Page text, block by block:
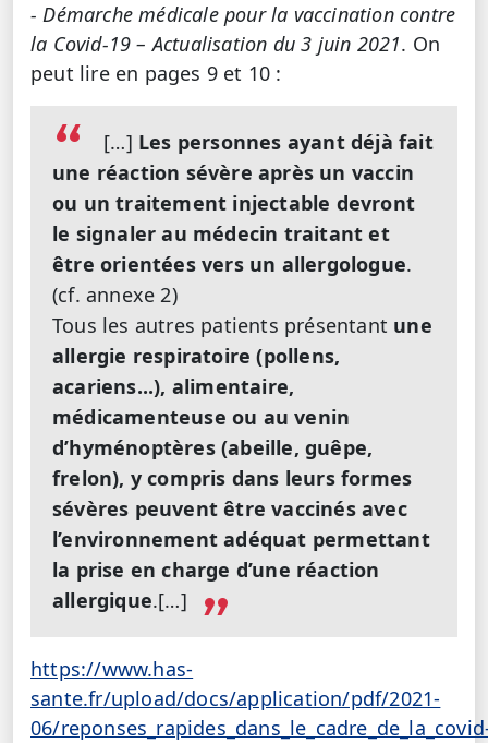
- Démarche médicale pour la vaccination contre
la Covid-19 – Actualisation du 3 juin 2021. On
peut lire en pages 9 et 10 :
[…] Les personnes ayant déjà fait
une réaction sévère après un vaccin
ou un traitement injectable devront
le signaler au médecin traitant et
être orientées vers un allergologue.
(cf. annexe 2)
Tous les autres patients présentant une
allergie respiratoire (pollens,
acariens...), alimentaire,
médicamenteuse ou au venin
d’hyménoptères (abeille, guêpe,
frelon), y compris dans leurs formes
sévères peuvent être vaccinés avec
l’environnement adéquat permettant
la prise en charge d’une réaction
allergique.[…]
https://www.has-
sante.fr/upload/docs/application/pdf/2021-
06/